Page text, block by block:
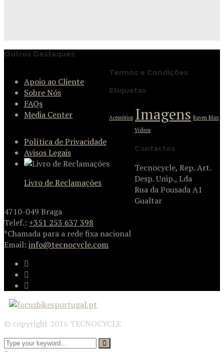
Outros Destaques
Apoio ao Cliente
Sobre Nós
FAQs
Media Center
Termos e Condições
Política de Privacidade
Avisos Legais
Livro de Reclamações
Etiquetas
Acessórios Imagens Raven Max
Videos
Contactos
Tecnocycle, Rep. Art.
Desp. Unip., Lda
Rua da Pousada A1
Gualtar
4710-049 Braga
Telef.: +351 253 637 398
*Chamada para a rede fixa nacional
Email: info@tecnocycle.com
© copyright 2016 TECNOCYCLE